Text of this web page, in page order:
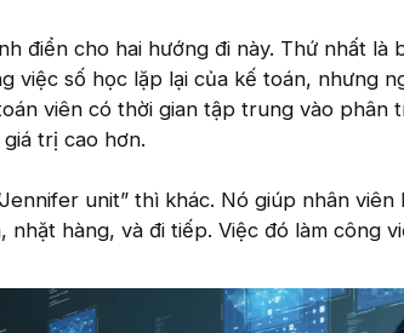
điển cho hai hướng đi này. Thứ nhất
việc số học lặp lại của kế toán, nhưng
viên có thời gian tập trung vào phân
trị cao hơn.
unit” thì khác. Nó giúp nhân
nhặt hàng, và đi tiếp. Việc đó làm công